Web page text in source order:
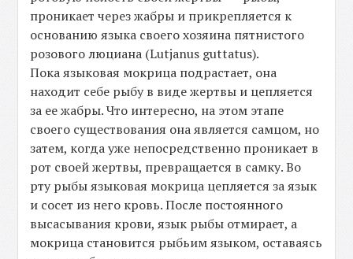
проникает через жабры и прикрепляется к
основанию языка своего хозяина пятнистого
розового люциана (Lutjanus guttatus).
Пока языковая мокрица подрастает, она
находит себе рыбу в виде жертвы и цепляется
за ее жабры. Что интересно, на этом этапе
своего существования она является самцом, но
затем, когда уже непосредственно проникает в
рот своей жертвы, превращается в самку. Во
рту рыбы языковая мокрица цепляется за язык
и сосет из него кровь. После постоянного
высасывания крови, язык рыбы отмирает, а
мокрица становится рыбьим языком, оставаясь